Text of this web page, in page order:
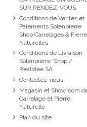
SUR RENDEZ-VOUS
Conditions de Ventes et
Paiements Solenpierre
Shop Carrelages &
Naturelles
Conditions de Livraison
Solenpierre 'Shop /
Realidee SA
Contactez-nous
Magasin et Showroom
Carrelage et Pierre
Naturelle
Plan du site